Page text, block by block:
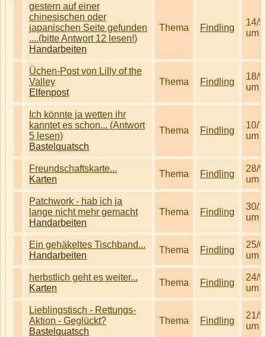
gestern auf einer
chinesischen oder
japanischen Seite gefunden
....(bitte Antwort 12 lesen!)
Handarbeiten
Thema Findling
14/
um
Üchen-Post von Lilly of the
Valley
Elfenpost
Thema Findling
18/
um
Ich könnte ja wetten ihr
kanntet es schon... (Antwort
5 lesen)
Bastelquatsch
Thema Findling
10/
um
Freundschaftskarte...
Karten
Thema Findling
28/
um
Patchwork - hab ich ja
lange nicht mehr gemacht
Handarbeiten
Thema Findling
30/
um
Ein gehäkeltes Tischband...
Handarbeiten
Thema Findling
25/
um
herbstlich geht es weiter...
Karten
Thema Findling
24/
um
Lieblingstisch - Rettungs-
Aktion - Geglückt?
Bastelquatsch
Thema Findling
21/
um